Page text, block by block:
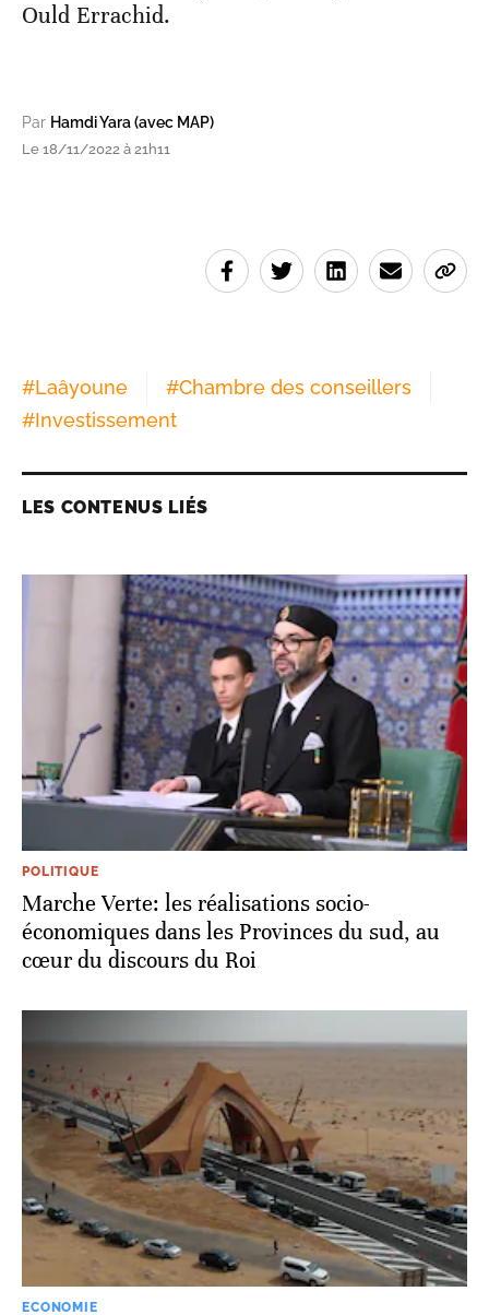
Ould Errachid.
Par Hamdi Yara (avec MAP)
Le 18/11/2022 à 21h11
#Laâyoune #Chambre des conseillers
#Investissement
LES CONTENUS LIÉS
POLITIQUE
Marche Verte: les réalisations socio-
économiques dans les Provinces du sud, au
cœur du discours du Roi
ECONOMIE